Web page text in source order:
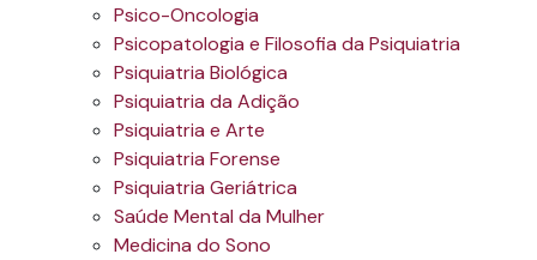
Psico-Oncologia
Psicopatologia e Filosofia da Psiquiatria
Psiquiatria Biológica
Psiquiatria da Adição
Psiquiatria e Arte
Psiquiatria Forense
Psiquiatria Geriátrica
Saúde Mental da Mulher
Medicina do Sono